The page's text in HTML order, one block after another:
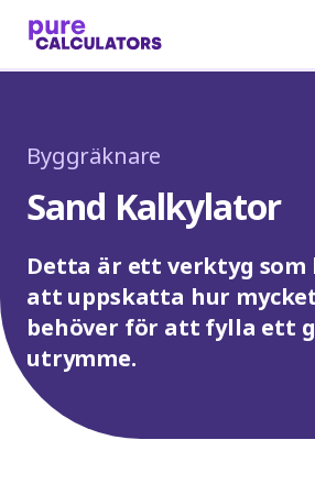
Byggräknare
Sand Kalkylator
Detta är ett verktyg som
att uppskatta hur
behöver för att fylla ett
utrymme.